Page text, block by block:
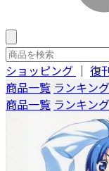
ショッピング ｜ 復
商品一覧 ランキング
商品一覧 ランキング